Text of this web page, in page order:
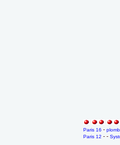
Paris 16 -
Paris 12 - -